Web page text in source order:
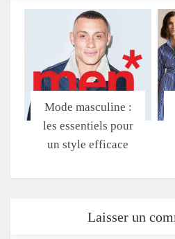
Mode masculine :
les essentiels pour
un style efficace
Laisser un